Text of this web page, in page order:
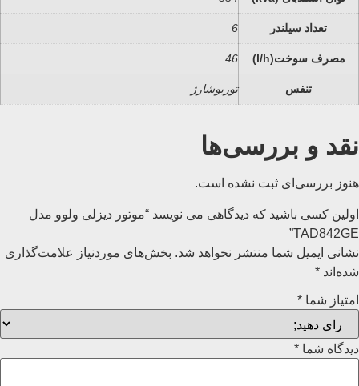
تعداد سیلندر 6
مصرف سوخت(l/h) 46
تنفس توربوشارژ
نقد و بررسی‌ها
هنوز بررسی‌ای ثبت نشده است.
اولین کسی باشید که دیدگاهی می نویسد “موتور دیزلی ولوو مدل
TAD842GE”
نشانی ایمیل شما منتشر نخواهد شد. بخش‌های موردنیاز علامت‌گذاری
شده‌اند *
امتیاز شما *
دیدگاه شما *